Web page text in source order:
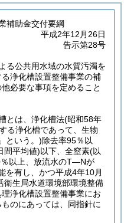
補助金交付要綱
平成2年12月26日
告示第28号
る公共用水域の水質汚濁を
浄化槽設置整備事業の補
必要な事項を定めること
とは、浄化槽法(昭和58年
る浄化槽であって、生物
という。)除去率95％以
間平均値)以下、全窒素(以
以上、放流水のT―Nが
を有し、かつ平成4年10月
衛生局水道環境部環境整備
浄化槽設置整備事業にお
のにあっては、同指針に